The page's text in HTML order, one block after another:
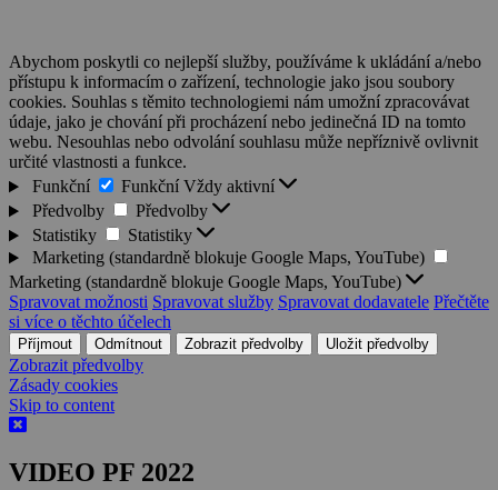
Abychom poskytli co nejlepší služby, používáme k ukládání a/nebo
přístupu k informacím o zařízení, technologie jako jsou soubory
cookies. Souhlas s těmito technologiemi nám umožní zpracovávat
údaje, jako je chování při procházení nebo jedinečná ID na tomto
webu. Nesouhlas nebo odvolání souhlasu může nepříznivě ovlivnit
určité vlastnosti a funkce.
Funkční
FunkčníVždy aktivní
Předvolby
Předvolby
Statistiky
Statistiky
Marketing (standardně blokuje Google Maps, YouTube)
Marketing (standardně blokuje Google Maps, YouTube)
Spravovat možnosti Spravovat služby Spravovat dodavatele Přečtěte
si více o těchto účelech
Příjmout Odmítnout Zobrazit předvolby Uložit předvolby
Zobrazit předvolby
Zásady cookies
Skip to content
VIDEO PF 2022